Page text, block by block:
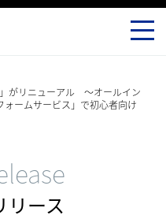
がリニューアル ～オールイン
ームサービス」で初心者向け
リース